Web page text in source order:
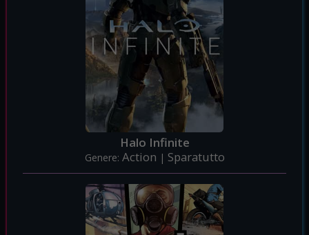
Halo Infinite
Genere: Action | Sparatutto